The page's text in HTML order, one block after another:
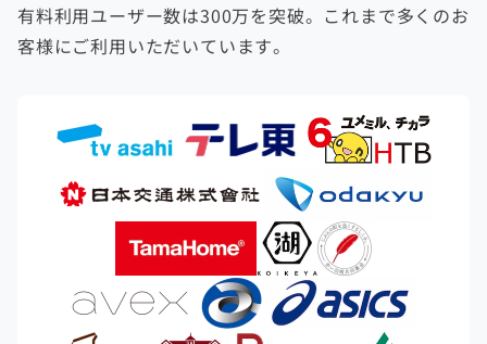
有料利用ユーザー数は300万を突破。これまで多くのお
客様にご利用いただいています。